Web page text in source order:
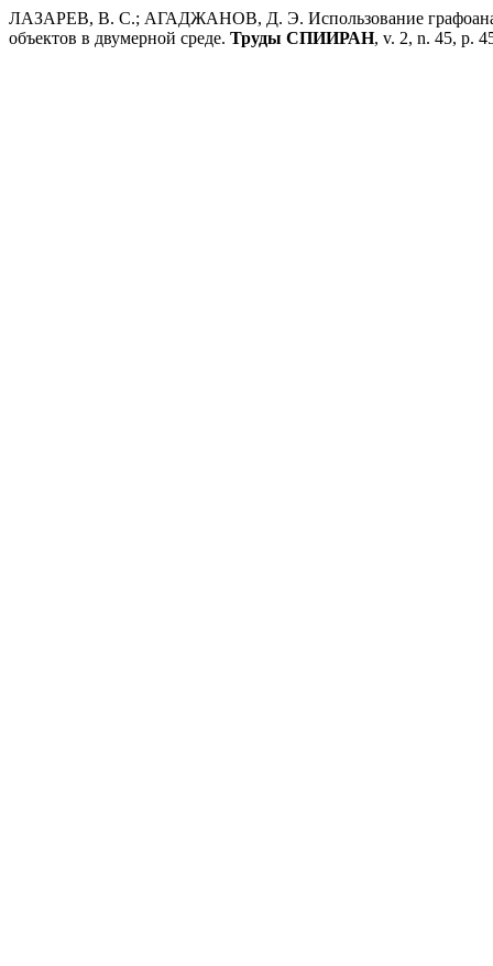
ЛАЗАРЕВ, В. С.; АГАДЖАНОВ, Д. Э. Использование
объектов в двумерной среде. Труды СПИИРАН, v. 2, n. 45, p.